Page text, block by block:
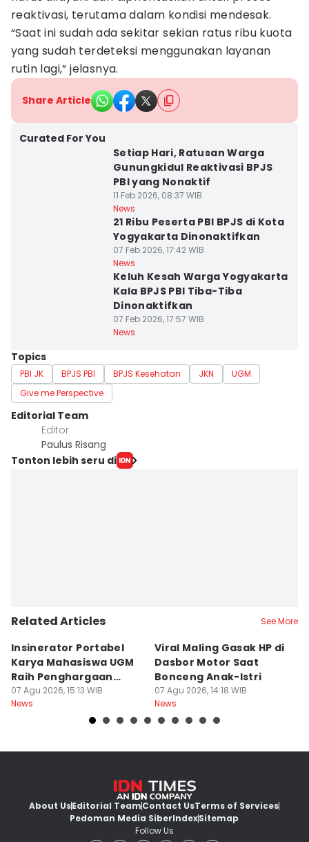
reaktivasi, terutama dalam kondisi mendesak.
“Saat ini sudah ada sekitar sekian ratus ribu kuota
yang sudah terdeteksi menggunakan layanan
rutin lagi,” jelasnya.
Share Article
Curated For You
Setiap Hari, Ratusan Warga
Gunungkidul Reaktivasi BPJS
PBI yang Nonaktif
11 Feb 2026, 08:37 WIB
News
21 Ribu Peserta PBI BPJS di Kota
Yogyakarta Dinonaktifkan
07 Feb 2026, 17:42 WIB
News
Keluh Kesah Warga Yogyakarta
Kala BPJS PBI Tiba-Tiba
Dinonaktifkan
07 Feb 2026, 17:57 WIB
News
Topics
PBI JK BPJS PBI BPJS Kesehatan JKN
UGM
Give me Perspective
Editorial Team
Editor
Paulus Risang
Tonton lebih seru di
Related Articles See More
Insinerator Portabel
Karya Mahasiswa UGM
Raih Penghargaan
Internasional
07 Agu 2026, 15:13 WIB
News
Viral Maling Gasak HP di
Dasbor Motor Saat
Bonceng Anak-Istri
07 Agu 2026, 14:18 WIB
News
About UsEditorial TeamContact UsTerms of Services
Pedoman Media SiberIndexSitemap
Follow Us